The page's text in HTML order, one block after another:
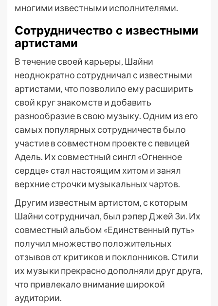
многими известными исполнителями.
Сотрудничество с известными
артистами
В течение своей карьеры, Шайни
неоднократно сотрудничал с известными
артистами, что позволило ему расширить
свой круг знакомств и добавить
разнообразие в свою музыку. Одним из его
самых популярных сотрудничеств было
участие в совместном проекте с певицей
Адель. Их совместный сингл «Огненное
сердце» стал настоящим хитом и занял
верхние строчки музыкальных чартов.
Другим известным артистом, с которым
Шайни сотрудничал, был рэпер Джей Зи. Их
совместный альбом «Единственный путь»
получил множество положительных
отзывов от критиков и поклонников. Стили
их музыки прекрасно дополняли друг друга,
что привлекало внимание широкой
аудитории.